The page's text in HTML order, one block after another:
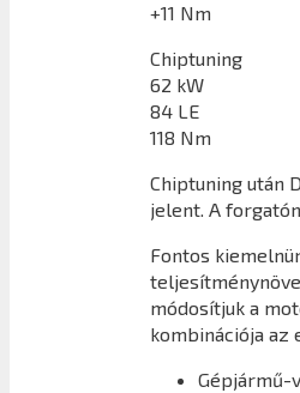
+11 Nm
Chiptuning
62 kW
84 LE
118 Nm
Chiptuning után
jelent. A
Fontos
módosítjuk a
kombinációja az
Gépjármű-